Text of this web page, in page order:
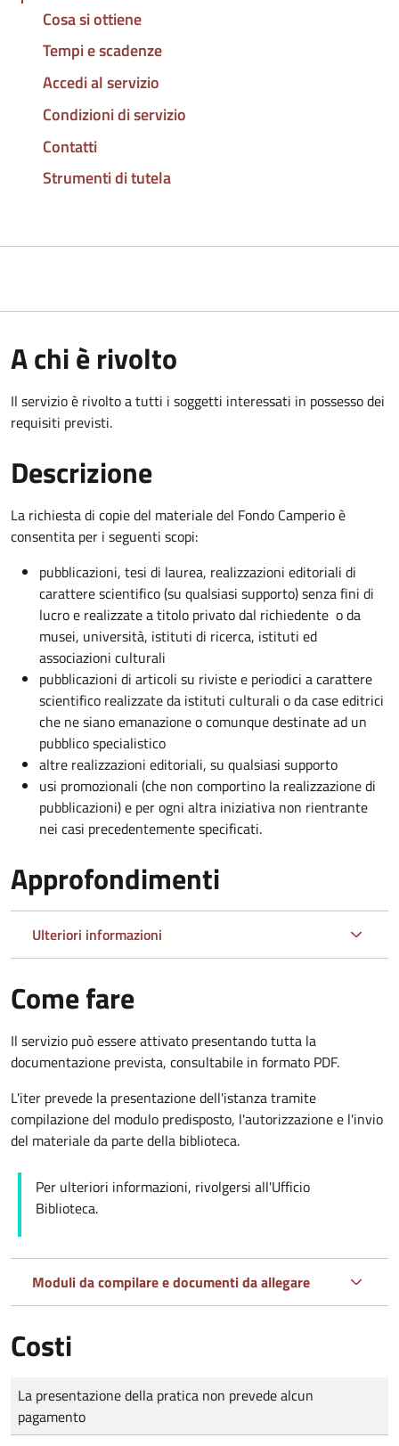
Cosa si ottiene
Tempi e scadenze
Accedi al servizio
Condizioni di servizio
Contatti
Strumenti di tutela
A chi è rivolto
Il servizio è rivolto a tutti i soggetti interessati in possesso dei
requisiti previsti.
Descrizione
La richiesta di copie del materiale del Fondo Camperio è
consentita per i seguenti scopi:
pubblicazioni, tesi di laurea, realizzazioni editoriali di
carattere scientifico (su qualsiasi supporto) senza fini di
lucro e realizzate a titolo privato dal richiedente o da
musei, università, istituti di ricerca, istituti ed
associazioni culturali
pubblicazioni di articoli su riviste e periodici a carattere
scientifico realizzate da istituti culturali o da case editrici
che ne siano emanazione o comunque destinate ad un
pubblico specialistico
altre realizzazioni editoriali, su qualsiasi supporto
usi promozionali (che non comportino la realizzazione di
pubblicazioni) e per ogni altra iniziativa non rientrante
nei casi precedentemente specificati.
Approfondimenti
Ulteriori informazioni
Come fare
Il servizio può essere attivato presentando tutta la
documentazione prevista, consultabile in formato PDF.
L'iter prevede la presentazione dell'istanza tramite
compilazione del modulo predisposto, l'autorizzazione e l'invio
del materiale da parte della biblioteca.
Per ulteriori informazioni, rivolgersi all'Ufficio
Biblioteca.
Moduli da compilare e documenti da allegare
Costi
Tipo di pagamento
Importo
La presentazione della pratica non prevede alcun
pagamento